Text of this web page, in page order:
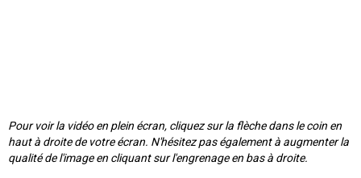
Pour voir la vidéo en plein écran, cliquez sur la flèche dans le coin en
haut à droite de votre écran. N'hésitez pas également à augmenter la
qualité de l'image en cliquant sur l'engrenage en bas à droite.